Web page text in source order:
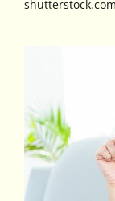
shutterstock.com